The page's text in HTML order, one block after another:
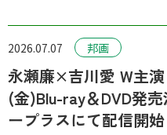
2026.07.07 邦画
永瀬廉×吉川愛 W主
(金)Blu-ray＆DVD発
ープラスにて配信開始